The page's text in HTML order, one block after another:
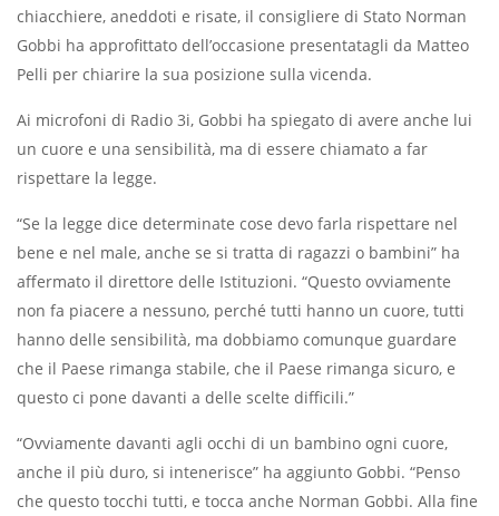
chiacchiere, aneddoti e risate, il consigliere di Stato Norman
Gobbi ha approfittato dell’occasione presentatagli da Matteo
Pelli per chiarire la sua posizione sulla vicenda.
Ai microfoni di Radio 3i, Gobbi ha spiegato di avere anche lui
un cuore e una sensibilità, ma di essere chiamato a far
rispettare la legge.
“Se la legge dice determinate cose devo farla rispettare nel
bene e nel male, anche se si tratta di ragazzi o bambini” ha
affermato il direttore delle Istituzioni. “Questo ovviamente
non fa piacere a nessuno, perché tutti hanno un cuore, tutti
hanno delle sensibilità, ma dobbiamo comunque guardare
che il Paese rimanga stabile, che il Paese rimanga sicuro, e
questo ci pone davanti a delle scelte difficili.”
“Ovviamente davanti agli occhi di un bambino ogni cuore,
anche il più duro, si intenerisce” ha aggiunto Gobbi. “Penso
che questo tocchi tutti, e tocca anche Norman Gobbi. Alla fine